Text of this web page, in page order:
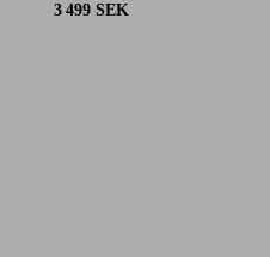
3 499 SEK